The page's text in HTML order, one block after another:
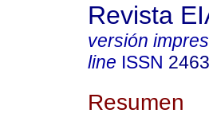
Revista
versión
line ISSN
Resumen